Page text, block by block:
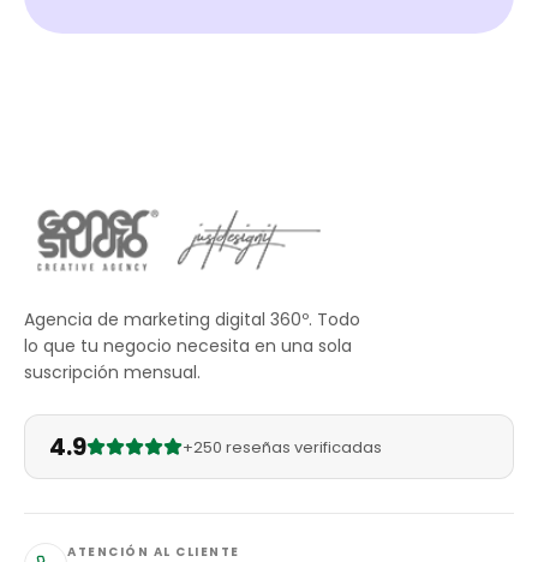
Agencia de marketing digital 360º. Todo
lo que tu negocio necesita en una sola
suscripción mensual.
4.9 +250 reseñas verificadas
ATENCIÓN AL CLIENTE